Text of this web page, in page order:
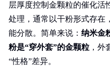
层厚度控制金颗粒的催化活
处理，通常以干粉形式存在
能分散。简单来说： 纳米金
粉是“穿外套”的金颗粒 ，
“性格”差异。